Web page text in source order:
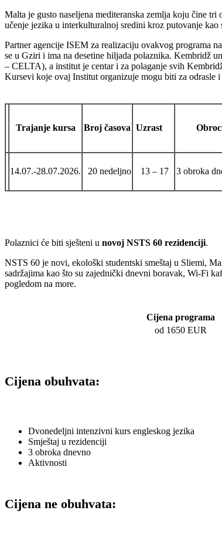
Malta je gusto naseljena mediteranska zemlja koju čine
učenje jezika u interkulturalnoj sredini kroz putovanje kao
Partner agencije ISEM za realizaciju ovakvog programa
se u Gziri i ima na desetine hiljada polaznika. Kembridž
– CELTA), a institut je centar i za polaganje svih
Kursevi koje ovaj Institut organizuje mogu biti za odrasle
Trajanje kursa Broj časova Uzrast
14.07.-28.07.2026. 20 nedeljno 13 – 17 3 obroka
Polaznici će biti sješteni u novoj NSTS 60 rezidenciji.
NSTS 60 je novi, ekološki studentski smeštaj u Sliemi,
sadržajima kao što su zajednički dnevni boravak, Wi-Fi
pogledom na more.
Cijena programa
od 1650 EUR
Cijena obuhvata:
Dvonedeljni intenzivni kurs engleskog jezika
Smještaj u rezidenciji
3 obroka dnevno
Aktivnosti
Cijena ne obuhvata: